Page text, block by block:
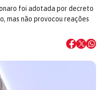
foi adotada por decreto
mas não provocou reações